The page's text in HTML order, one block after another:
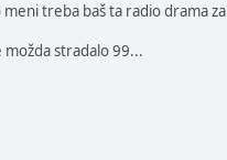
treba baš ta radio drama
stradalo 99...